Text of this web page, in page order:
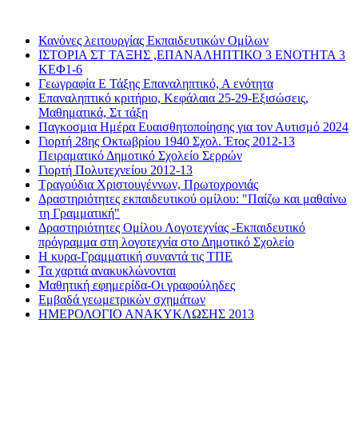
Κανόνες λειτουργίας Εκπαιδευτικών Ομίλων
ΙΣΤΟΡΙΑ ΣΤ ΤΑΞΗΣ ,ΕΠΑΝΑΛΗΠΤΙΚΟ 3 ΕΝΟΤΗΤΑ 3
ΚΕΦ1-6
Γεωγραφία Ε Τάξης Επαναληπτικό, Α ενότητα
Επαναληπτικό κριτήριο, Κεφάλαια 25-29-Εξισώσεις,
Μαθηματικά, Στ τάξη
Παγκοσμια Ημέρα Ευαισθητοποίησης για τον Αυτισμό 2024
Γιορτή 28ης Οκτωβρίου 1940 Σχολ. Έτος 2012-13
Πειραματικό Δημοτικό Σχολείο Σερρών
Γιορτή Πολυτεχνείου 2012-13
Τραγούδια Χριστουγέννων, Πρωτοχρονιάς
Δραστηριότητες εκπαιδευτικού ομίλου: "Παίζω και μαθαίνω
τη Γραμματική"
Δραστηριότητες Ομίλου Λογοτεχνίας -Εκπαιδευτικό
πρόγραμμα στη λογοτεχνία στο Δημοτικό Σχολείο
Η κυρα-Γραμματική συναντά τις ΤΠΕ
Τα χαρτιά ανακυκλώνονται
Μαθητική εφημερίδα-Οι γραφούληδες
Εμβαδά γεωμετρικών σχημάτων
ΗΜΕΡΟΛΟΓΙΟ ΑΝΑΚΥΚΛΩΣΗΣ 2013